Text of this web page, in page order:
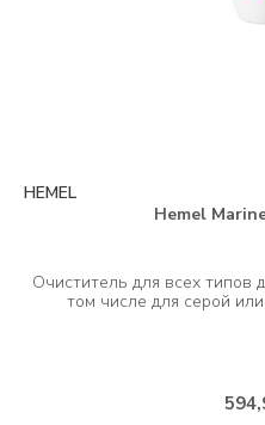
HEMEL
Hemel
Очиститель для всех типов